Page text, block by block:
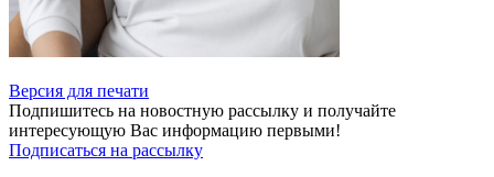
Версия для печати
Подпишитесь на новостную рассылку и получайте
интересующую Вас информацию первыми!
Подписаться на рассылку